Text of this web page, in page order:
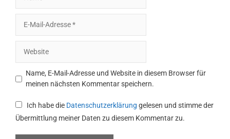
Mail-
Adresse
Name, E-Mail-Adresse und Website in diesem Browser für
meinen nächsten Kommentar speichern.
Ich habe die Datenschutzerklärung gelesen und stimme der
Übermittlung meiner Daten zu diesem Kommentar zu.